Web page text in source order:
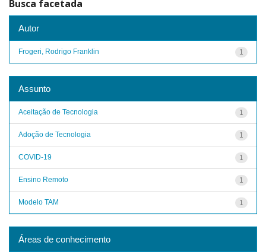
Busca facetada
Autor
1
Frogeri, Rodrigo Franklin
Assunto
1
Aceitação de Tecnologia
1
Adoção de Tecnologia
1
COVID-19
1
Ensino Remoto
1
Modelo TAM
Áreas de conhecimento